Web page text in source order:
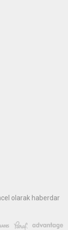
olarak haberdar